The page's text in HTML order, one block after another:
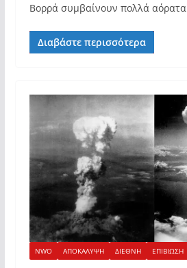
Βορρά συμβαίνουν πολλά αόρατα
Διαβάστε περισσότερα
NWO ΑΠΟΚΑΛΥΨΗ ΔΙΕΘΝΗ ΕΠΙΒΙΩΣΗ